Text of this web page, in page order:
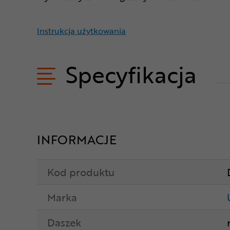
Instrukcja użytkowania
Specyfikacja
INFORMACJE
Kod produktu
Marka
Daszek